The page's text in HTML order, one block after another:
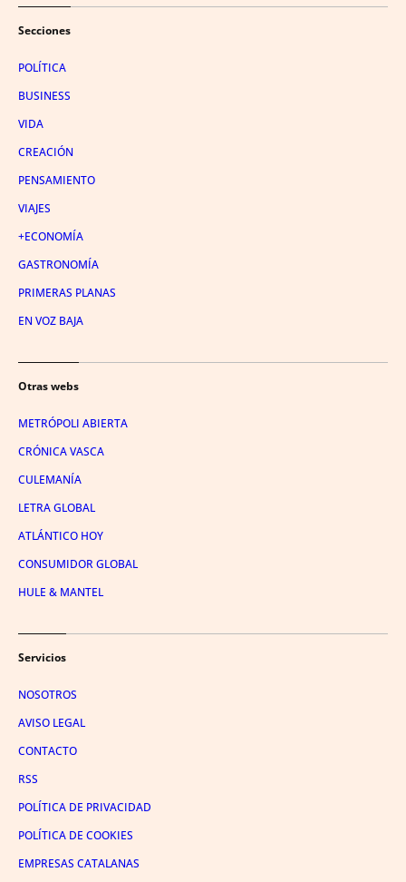
Secciones
POLÍTICA
BUSINESS
VIDA
CREACIÓN
PENSAMIENTO
VIAJES
+ECONOMÍA
GASTRONOMÍA
PRIMERAS PLANAS
EN VOZ BAJA
Otras webs
METRÓPOLI ABIERTA
CRÓNICA VASCA
CULEMANÍA
LETRA GLOBAL
ATLÁNTICO HOY
CONSUMIDOR GLOBAL
HULE & MANTEL
Servicios
NOSOTROS
AVISO LEGAL
CONTACTO
RSS
POLÍTICA DE PRIVACIDAD
POLÍTICA DE COOKIES
EMPRESAS CATALANAS